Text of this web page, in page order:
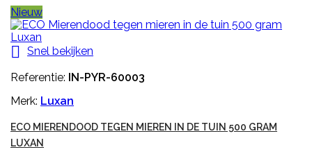
Nieuw
 Snel bekijken
Referentie: IN-PYR-60003
Merk: Luxan
ECO MIERENDOOD TEGEN MIEREN IN DE TUIN 500 GRAM
LUXAN